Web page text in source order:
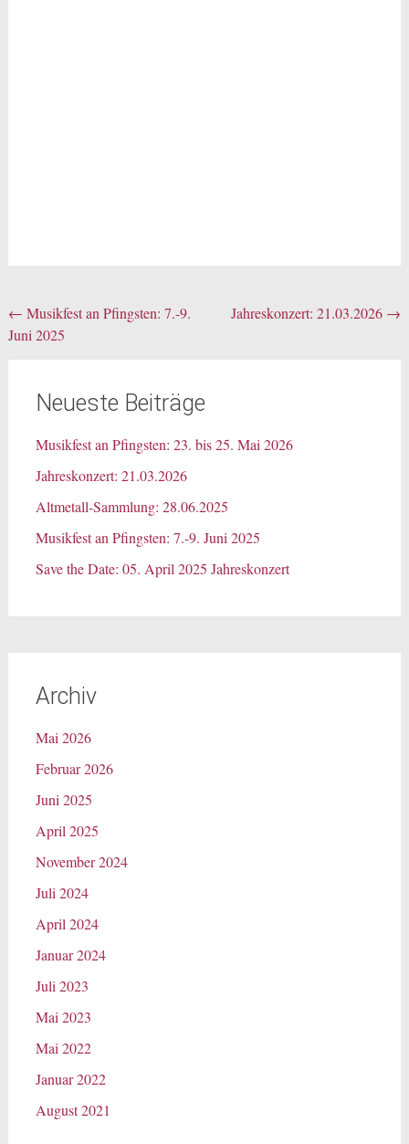
Beitragsnavigation
← Musikfest an Pfingsten: 7.-9.
Juni 2025
Jahreskonzert: 21.03.2026 →
Neueste Beiträge
Musikfest an Pfingsten: 23. bis 25. Mai 2026
Jahreskonzert: 21.03.2026
Altmetall-Sammlung: 28.06.2025
Musikfest an Pfingsten: 7.-9. Juni 2025
Save the Date: 05. April 2025 Jahreskonzert
Archiv
Mai 2026
Februar 2026
Juni 2025
April 2025
November 2024
Juli 2024
April 2024
Januar 2024
Juli 2023
Mai 2023
Mai 2022
Januar 2022
August 2021